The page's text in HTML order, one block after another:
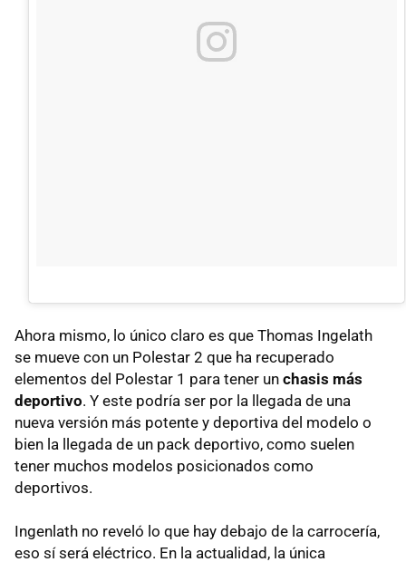
Ahora mismo, lo único claro es que Thomas Ingelath
se mueve con un Polestar 2 que ha recuperado
elementos del Polestar 1 para tener un chasis más
deportivo. Y este podría ser por la llegada de una
nueva versión más potente y deportiva del modelo o
bien la llegada de un pack deportivo, como suelen
tener muchos modelos posicionados como
deportivos.
Ingenlath no reveló lo que hay debajo de la carrocería,
eso sí será eléctrico. En la actualidad, la única